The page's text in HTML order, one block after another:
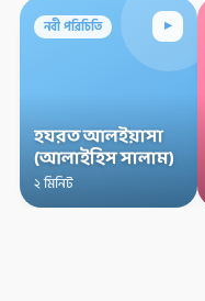
নবী পরিচিতি ▸
হযরত আলইয়াসা
(আলাইহিস সালাম)
২ মিনিট